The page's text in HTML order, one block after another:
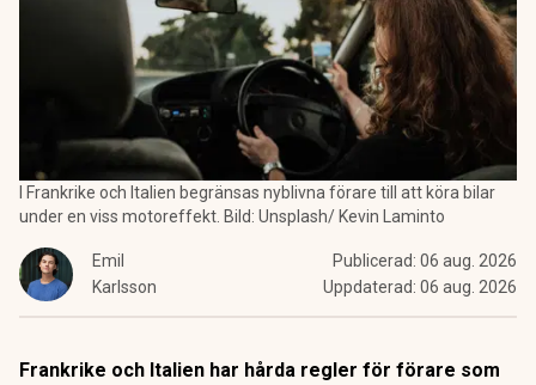
I Frankrike och Italien begränsas nyblivna förare till att köra bilar
under en viss motoreffekt. Bild: Unsplash/ Kevin Laminto
Emil
Karlsson
Publicerad: 06 aug. 2026
Uppdaterad: 06 aug. 2026
Frankrike och Italien har hårda regler för förare som